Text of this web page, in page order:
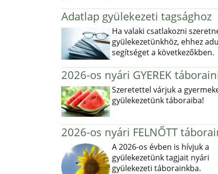
Adatlap gyülekezeti tagsághoz
Ha valaki csatlakozni
gyülekezetünkhöz, ehhez
segítséget a következőkben.
2026-os nyári GYEREK
Szeretettel várjuk a
gyülekezetünk táboraiba!
2026-os nyári FELNŐTT
A 2026-os évben is hívjuk a
gyülekezetünk tagjait nyári
gyülekezeti táborainkba.